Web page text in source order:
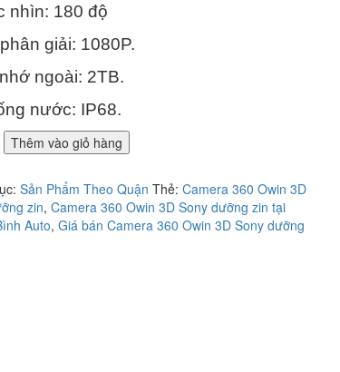
nhìn: 180 độ
giải: 1080P.
ngoài: 2TB.
nước: IP68.
Thêm vào giỏ hàng
Sản Phẩm Theo Quận Thẻ: Camera 360 Owin 3D
zin, Camera 360 Owin 3D Sony dưỡng zin tại
Auto, Giá bán Camera 360 Owin 3D Sony dưỡng